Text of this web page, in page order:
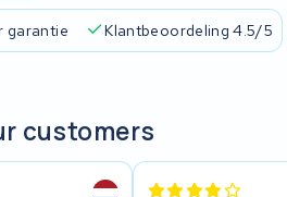
garantie Klantbeoordeling 4.5/5
customers